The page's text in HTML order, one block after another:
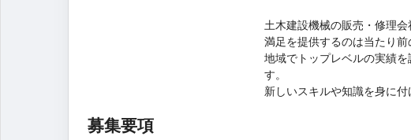
土木建設機械の販売・修理
満足を提供するのは当たり
地域でトップレベルの実績
す。
新しいスキルや知識を身に付
募集要項